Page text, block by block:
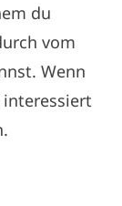
du
vom
Wenn